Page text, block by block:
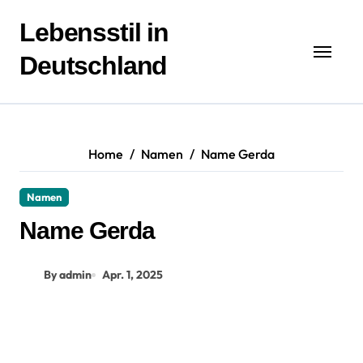
Inhalt
springen
Lebensstil in
Deutschland
Home Namen Name Gerda
Namen
Name Gerda
By admin Apr. 1, 2025